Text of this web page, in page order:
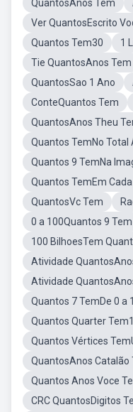
QuantosAnos Tem
Ver QuantosEscrito
Quantos Tem30
1
Tie QuantosAnos Tem
QuantosSao 1 Ano
ConteQuantos Tem
QuantosAnos Theu
Quantos TemNo Total
Quantos 9 TemNa
Quantos TemEm
QuantosVc Tem
0 a 100Quantos 9 Tem
100 BilhoesTem
Atividade
Atividade
Quantos 7 TemDe 0 a
Quantos Quarter
Quantos Vértices
QuantosAnos Catalão
Quantos Anos Voce
CRC QuantosDigitos